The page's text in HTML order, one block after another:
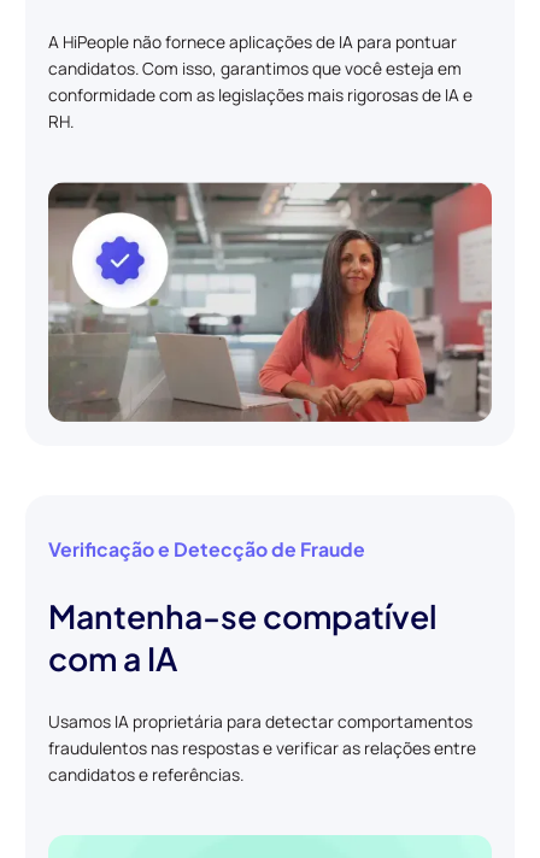
A HiPeople não fornece aplicações de IA para pontuar
candidatos. Com isso, garantimos que você esteja em
conformidade com as legislações mais rigorosas de IA e
RH.
Verificação e Detecção de Fraude
Mantenha-se compatível
com a IA
Usamos IA proprietária para detectar comportamentos
fraudulentos nas respostas e verificar as relações entre
candidatos e referências.